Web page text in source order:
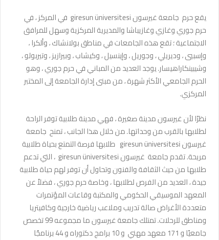
يقع حرم جامعة غيرسون giresun üniversitesi في المركز ، في
حرم جوري وغازي وغازيباشا والمديرية المركزية وسهل للمرافق
الاجتماعية ؛ تقع هذه الجامعات في مناطق بولانشاك ، وألكرا ،
وإسبيي ، وديريلي ، وجوريل ، وإينسيل ، وكيشاب ، وبيرازيز ، وتيربولو ،
وشيبينكاراهيسار. يوجد العديد من المباني في حرم جوري ، وهو
الحرم الجامعي الأكثر شهرة ، من مبنى إدارة الجامعة إلى المختبر
المركزي.
نظرًا لأن غيرسون مدينة صغيرة ، فهي مدينة طلابية توفر الراحة
لطلابها بالقرب من وحداتها. من خلال هذا الجانب ، تمنح جامعة
غيرسون giresun üniversitesi طلابها فرصة التمتع بحياة طلابية
مريحة. تقدم جامعة غيرسون giresun üniversitesi ، التي تدعم
طلابها من حيث الثقافة والفنون وتحاول أن توفر لهم حياة طلابية
جيدة ، العديد من الفرص لطلابها ، وخاصة حرم جوري ، فضلاً عن
المعهد الموسيقي الحكومي والمكتبة وقاعات المؤتمرات
متعددة الأغراض صالة تدريب وملاعب رياضية خارجية وكافيتريا
ومناطق للرحلات. تمتلك جامعة غيرسون ما مجموعه 99 تخصص
جامعيًا و 171 معهد مهني و 10 برامج دكتوراه و 44 برنامجًا